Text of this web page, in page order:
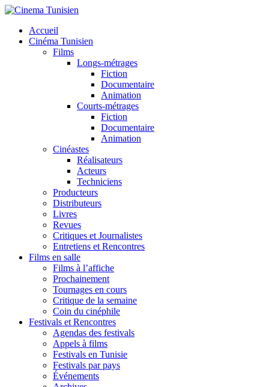
Accueil
Cinéma Tunisien
Films
Longs-métrages
Fiction
Documentaire
Animation
Courts-métrages
Fiction
Documentaire
Animation
Cinéastes
Réalisateurs
Acteurs
Techniciens
Producteurs
Distributeurs
Livres
Revues
Critiques et Journalistes
Entretiens et Rencontres
Films en salle
Films à l’affiche
Prochainement
Tournages en cours
Critique de la semaine
Coin du cinéphile
Festivals et Rencontres
Agendas des festivals
Appels à films
Festivals en Tunisie
Festivals par pays
Événements